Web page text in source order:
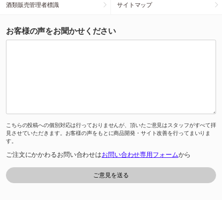
酒類販売管理者標識 サイトマップ
お客様の声をお聞かせください
こちらの投稿への個別対応は行っておりませんが、頂いたご意見はスタッフがすべて拝
見させていただきます。お客様の声をもとに商品開発・サイト改善を行ってまいりま
す。
ご注文にかかわるお問い合わせはお問い合わせ専用フォームから